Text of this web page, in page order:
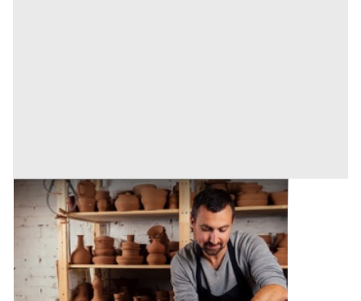
Laboratorio Artigiano all'asta a Palermo
Bagheria (Palermo)
Offerta minima
11.360 € 15.515 €
Codice asta:
Asta chiusa